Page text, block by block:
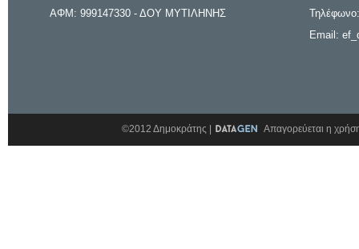
ΑΦΜ: 999147330 - ΔΟΥ ΜΥΤΙΛΗΝΗΣ
Email:
©2012 Δημοκράτης | Απαγορεύεται η